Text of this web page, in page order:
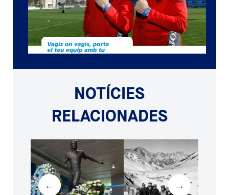
NOTÍCIES
RELACIONADES